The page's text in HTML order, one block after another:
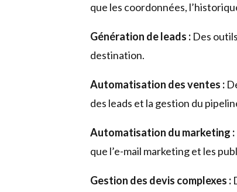
que les coordonnées,
Génération de leads : Des
destination.
Automatisation des ventes :
des leads et la gestion du
Automatisation du marketing :
que l’e-mail marketing et les
Gestion des devis complexes :